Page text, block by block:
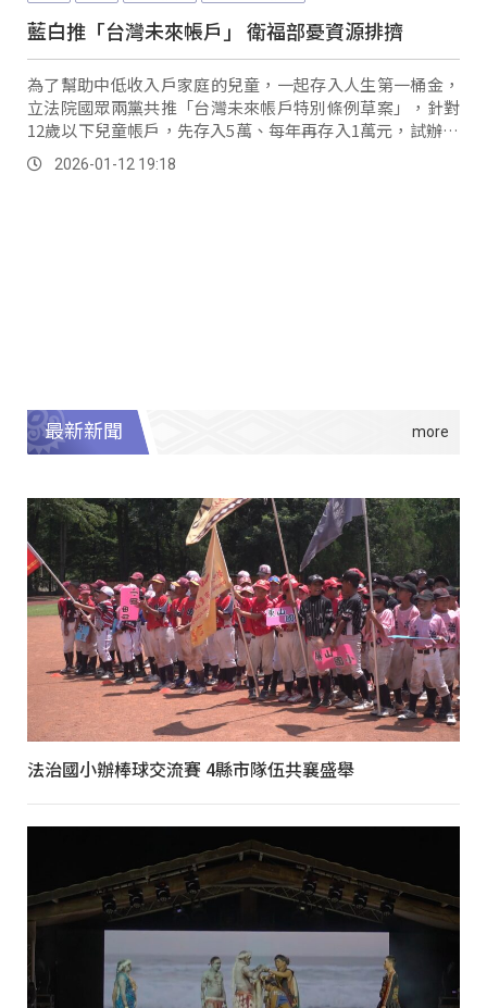
藍白推「台灣未來帳戶」 衛福部憂資源排擠
為了幫助中低收入戶家庭的兒童，一起存入人生第一桶金，
立法院國眾兩黨共推「台灣未來帳戶特別條例草案」，針對
12歲以下兒童帳戶，先存入5萬、每年再存入1萬元，試辦13
年，以特別預算編列、總經費上限達4千5百億元；不過民進
黨立委質疑，會出現違憲違法風險、財政紀律不足、條例目
2026-01-12 19:18
最新新聞
法治國小辦棒球交流賽 4縣市隊伍共襄盛舉